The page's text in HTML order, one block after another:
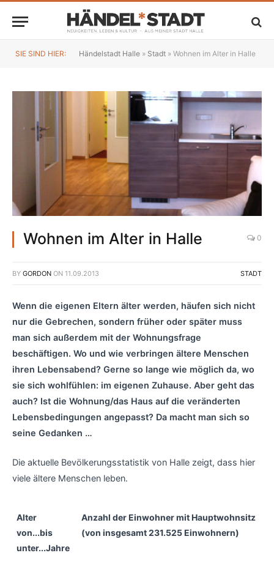
SIE SIND HIER: Händelstadt Halle » Stadt » Wohnen im Alter in Halle
Wohnen im Alter in Halle 0
BY GORDON ON 11.09.2013 STADT
Wenn die eigenen Eltern älter werden, häufen sich nicht
nur die Gebrechen, sondern früher oder später muss
man sich außerdem mit der Wohnungsfrage
beschäftigen. Wo und wie verbringen ältere Menschen
ihren Lebensabend? Gerne so lange wie möglich da, wo
sie sich wohlfühlen: im eigenen Zuhause. Aber geht das
auch? Ist die Wohnung/das Haus auf die veränderten
Lebensbedingungen angepasst? Da macht man sich so
seine Gedanken …
Die aktuelle Bevölkerungsstatistik von Halle zeigt, dass hier
viele ältere Menschen leben.
Alter
von...bis
unter...Jahre
Anzahl der Einwohner mit Hauptwohnsitz
(von insgesamt 231.525 Einwohnern)